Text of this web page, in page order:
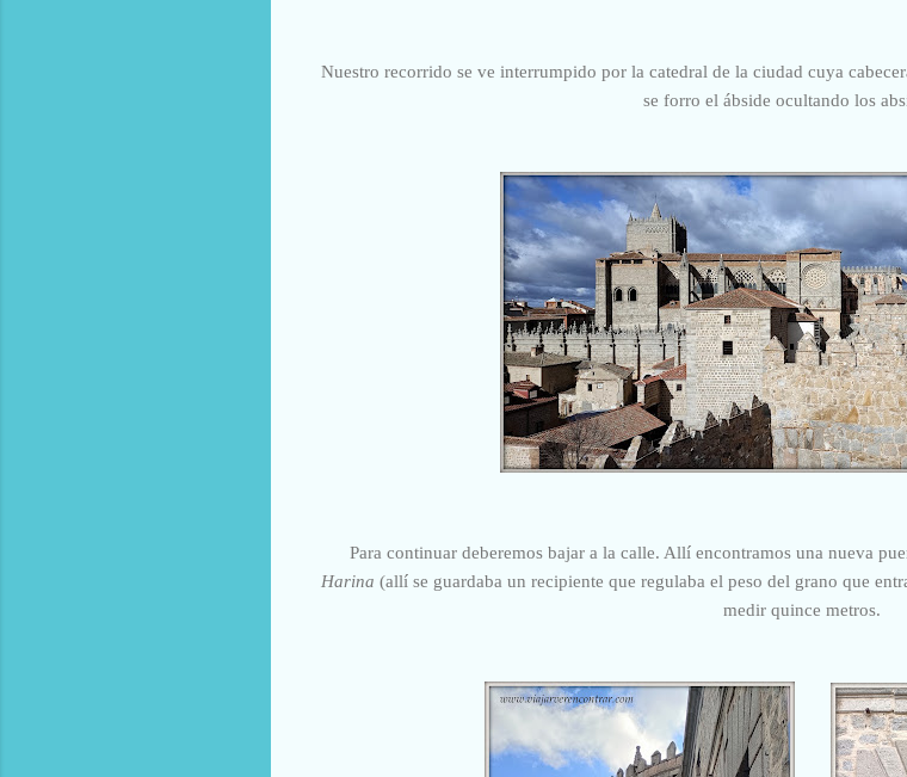
Nuestro recorrido se ve interrumpido por la catedral de la ciudad cuya
se forro el ábside ocultando los
Para continuar deberemos bajar a la calle. Allí encontramos una nueva
Harina (allí se guardaba un recipiente que regulaba el peso del grano que
medir quince metros.